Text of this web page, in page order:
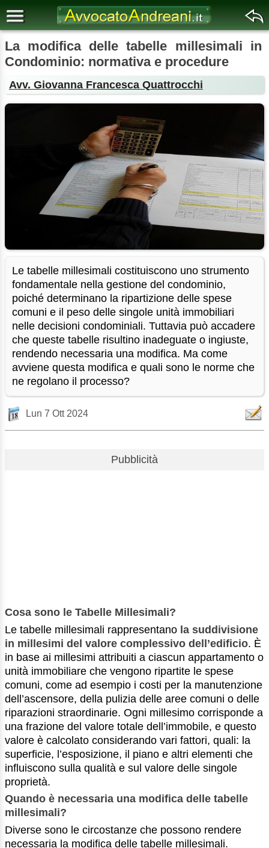
La modifica delle tabelle millesimali in
Condominio: normativa e procedure
Avv. Giovanna Francesca Quattrocchi
Le tabelle millesimali costituiscono uno strumento
fondamentale nella gestione del condominio,
poiché determinano la ripartizione delle spese
comuni e il peso delle singole unità immobiliari
nelle decisioni condominiali. Tuttavia può accadere
che queste tabelle risultino inadeguate o ingiuste,
rendendo necessaria una modifica. Ma come
avviene questa modifica e quali sono le norme che
ne regolano il processo?
Lun 7 Ott 2024
Pubblicità
Cosa sono le Tabelle Millesimali?
Le tabelle millesimali rappresentano la suddivisione
in millesimi del valore complessivo dell’edificio. È
in base ai millesimi attribuiti a ciascun appartamento o
unità immobiliare che vengono ripartite le spese
comuni, come ad esempio i costi per la manutenzione
dell’ascensore, della pulizia delle aree comuni o delle
riparazioni straordinarie. Ogni millesimo corrisponde a
una frazione del valore totale dell’immobile, e questo
valore è calcolato considerando vari fattori, quali: la
superficie, l’esposizione, il piano e altri elementi che
influiscono sulla qualità e sul valore delle singole
proprietà.
Quando è necessaria una modifica delle tabelle
millesimali?
Diverse sono le circostanze che possono rendere
necessaria la modifica delle tabelle millesimali.